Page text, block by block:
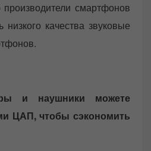
смартфонов
низкого качества звуковые
и наушники можете
ЦАП, чтобы сэкономить